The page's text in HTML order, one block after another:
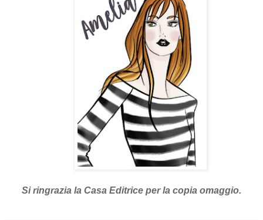
Si ringrazia la Casa Editrice per la copia omaggio.